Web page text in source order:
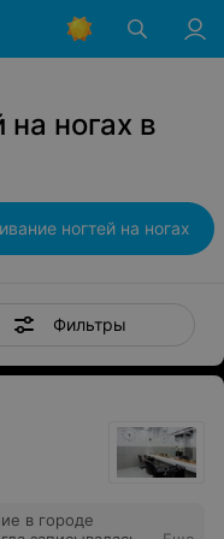
ногах в
ногтей на ногах
Фильтры
в городе